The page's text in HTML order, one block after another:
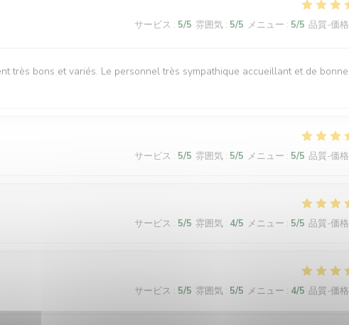
サービス : 5/5 雰囲気 : 5/5 メニュー : 5/5 品質-価格
très bons et variés. Le personnel très sympathique accueillant et de bonne
サービス : 5/5 雰囲気 : 5/5 メニュー : 5/5 品質-価格
サービス : 5/5 雰囲気 : 4/5 メニュー : 5/5 品質-価格
サービス : 5/5 雰囲気 : 5/5 メニュー : 4/5 品質-価格